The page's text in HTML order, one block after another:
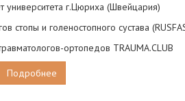
университета г.Цюриха (Швейцария)
стопы и голеностопного сустава
ортопедов TRAUMA.CLUB
Подробнее